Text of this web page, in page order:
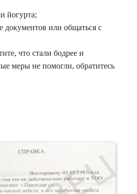
йогурта;
документов или общаться с
что стали бодрее и
меры не помогли, обратитесь